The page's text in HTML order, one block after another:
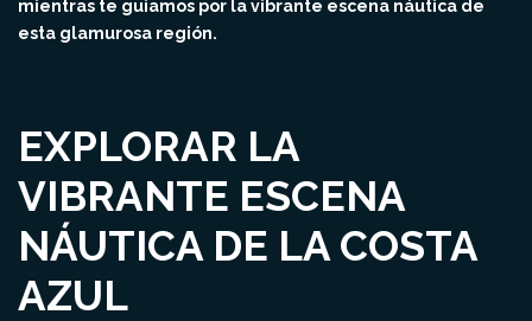
mientras te guiamos por la vibrante escena náutica de
esta glamurosa región.
EXPLORAR LA
VIBRANTE ESCENA
NÁUTICA DE LA COSTA
AZUL